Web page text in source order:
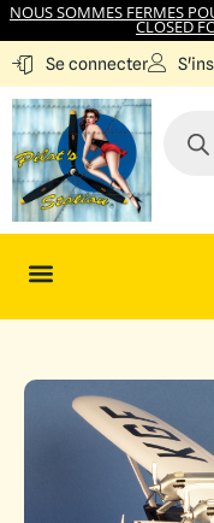
NOUS SOMMES FERMES
CLOSED
Se connecter